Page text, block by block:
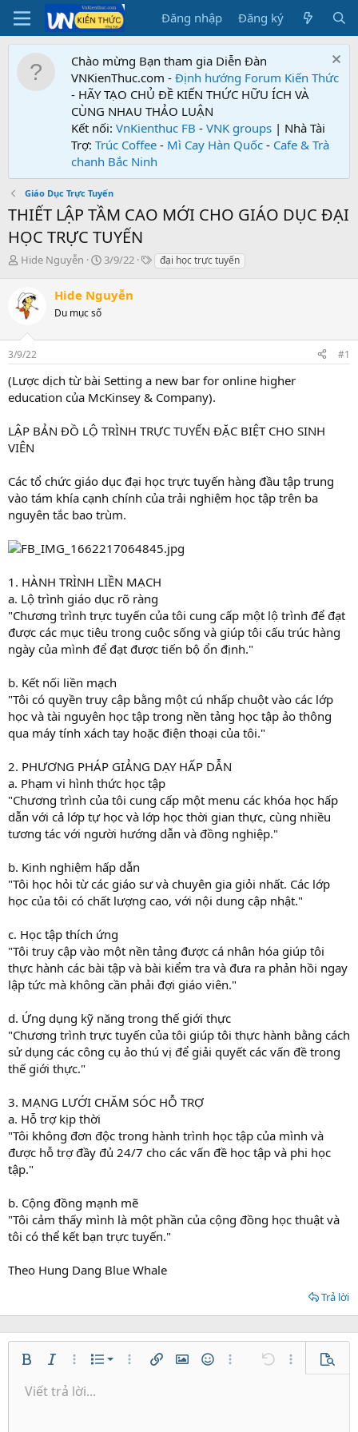
Đăng nhập Đăng ký
Chào mừng Bạn tham gia Diễn Đàn
VNKienThuc.com - Định hướng Forum Kiến Thức
- HÃY TẠO CHỦ ĐỀ KIẾN THỨC HỮU ÍCH VÀ
CÙNG NHAU THẢO LUẬN
Kết nối: VnKienthuc FB - VNK groups | Nhà Tài
Trợ: Trúc Coffee - Mì Cay Hàn Quốc - Cafe & Trà
chanh Bắc Ninh
Giáo Dục Trực Tuyến
THIẾT LẬP TẦM CAO MỚI CHO GIÁO DỤC ĐẠI
HỌC TRỰC TUYẾN
T
e
a
s
t
r
t
r
Hide Nguyễn
N
y
i
3/9/22
Tđại học trực tuyến
Hide Nguyễn
Du mục số
3/9/22 #1
(Lược dịch từ bài Setting a new bar for online higher
education của McKinsey & Company).
LẬP BẢN ĐỒ LỘ TRÌNH TRỰC TUYẾN ĐẶC BIỆT CHO SINH
VIÊN
Các tổ chức giáo dục đại học trực tuyến hàng đầu tập trung
vào tám khía cạnh chính của trải nghiệm học tập trên ba
nguyên tắc bao trùm.
1. HÀNH TRÌNH LIỀN MẠCH
a. Lộ trình giáo dục rõ ràng
"Chương trình trực tuyến của tôi cung cấp một lộ trình để đạt
được các mục tiêu trong cuộc sống và giúp tôi cấu trúc hàng
ngày của mình để đạt được tiến bộ ổn định."
b. Kết nối liền mạch
"Tôi có quyền truy cập bằng một cú nhấp chuột vào các lớp
học và tài nguyên học tập trong nền tảng học tập ảo thông
qua máy tính xách tay hoặc điện thoại của tôi."
2. PHƯƠNG PHÁP GIẢNG DẠY HẤP DẪN
a. Phạm vi hình thức học tập
"Chương trình của tôi cung cấp một menu các khóa học hấp
dẫn với cả lớp tự học và lớp học thời gian thực, cùng nhiều
tương tác với người hướng dẫn và đồng nghiệp."
b. Kinh nghiệm hấp dẫn
"Tôi học hỏi từ các giáo sư và chuyên gia giỏi nhất. Các lớp
học của tôi có chất lượng cao, với nội dung cập nhật."
c. Học tập thích ứng
"Tôi truy cập vào một nền tảng được cá nhân hóa giúp tôi
thực hành các bài tập và bài kiểm tra và đưa ra phản hồi ngay
lập tức mà không cần phải đợi giáo viên."
d. Ứng dụng kỹ năng trong thế giới thực
"Chương trình trực tuyến của tôi giúp tôi thực hành bằng cách
sử dụng các công cụ ảo thú vị để giải quyết các vấn đề trong
thế giới thực."
3. MẠNG LƯỚI CHĂM SÓC HỖ TRỢ
a. Hỗ trợ kịp thời
"Tôi không đơn độc trong hành trình học tập của mình và
được hỗ trợ đầy đủ 24/7 cho các vấn đề học tập và phi học
tập."
b. Cộng đồng mạnh mẽ
"Tôi cảm thấy mình là một phần của cộng đồng học thuật và
tôi có thể kết bạn trực tuyến."
Theo Hung Dang Blue Whale
Trả lời
Bold In nghiêng
Thêm tùy chọn…
Danh sáchDanh sách có thứ tự
Thêm tùy chọn…
Chèn liên kết
Chèn hình ảnh
Mặt cườiThêm tùy chọn…
Undo Thêm tùy
Xem
Kích thước
9
Màu chữPhông chữ
Căn lề
Căn trái
Paragraph format
Normal
Trích dẫn
MediaInsert tableInsert horizontal line
RedoToggle BB code
Xóa định dạng
Bản thảo
Viết trả lời...